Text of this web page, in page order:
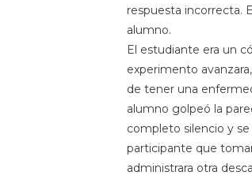
respuesta incorrecta.
alumno.
El estudiante era un
experimento
de tener una
alumno golpeó la
completo silencio y
participante que
administrara otra